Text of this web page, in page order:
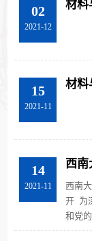
02
2021-12
材料
15
2021-11
材料
14
2021-11
西南
表大
西南
开 为深入学习习近平新时代中国特色社会主义思想
和党
个意